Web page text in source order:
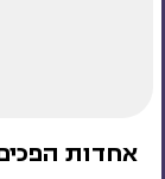
אחדות